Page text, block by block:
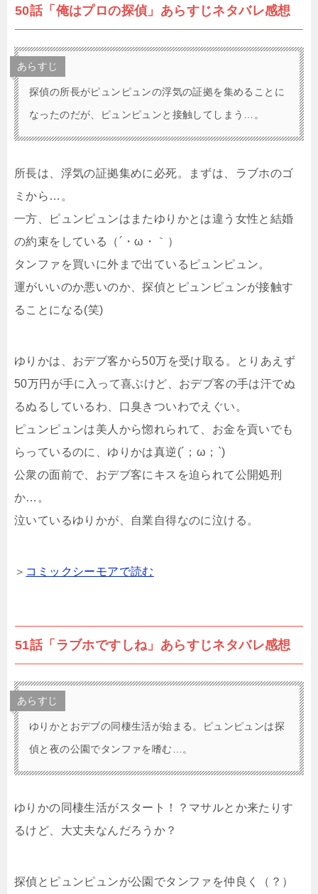
50話「俺はプロの探偵」あらすじネタバレ感想
あらすじ
探偵の所長がピュンピュンの浮気の証拠を集めることに
なったのだが、ピュンピュンと接触してしまう…。
所長は、浮気の証拠集めに必死。まずは、ラブホのゴ
ミから…。
一方、ピュンピュンはまたゆりかとは違う女性と結婚
の約束をしている（´・ω・｀）
タンファを買いに外まで出ているピュンピュン。
運がいいのか悪いのか、探偵とピュンピュンが接触す
ることになる(笑)
ゆりかは、おデブ客から50万を受け取る。とりあえず
50万円が手に入って喜ぶけど、おデブ客の手は汗でぬ
るぬるしているわ、口臭きついわでえぐい。
ピュンピュンは美人から惚れられて、お金を貢いでも
らっているのに、ゆりかは真逆(´；ω；`)
公衆の面前で、おデブ客にキスを迫られて公開処刑
か…。
泣いているゆりかが、自業自得なのに泣ける。
＞ コミックシーモアで読む
51話「ラブホですしね」あらすじネタバレ感想
あらすじ
ゆりかとおデブの同棲生活が始まる。ピュンピュンは探
偵と夜の公園でタンファを嗜む…。
ゆりかの同棲生活がスタート！？マサルとか来たりす
るけど、大丈夫なんだろうか？
探偵とピュンピュンが公園でタンファを仲良く（？）